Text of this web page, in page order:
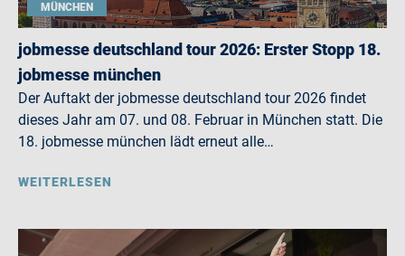
MÜNCHEN
jobmesse deutschland tour 2026: Erster Stopp 18.
jobmesse münchen
Der Auftakt der jobmesse deutschland tour 2026 findet
dieses Jahr am 07. und 08. Februar in München statt. Die
18. jobmesse münchen lädt erneut alle…
WEITERLESEN